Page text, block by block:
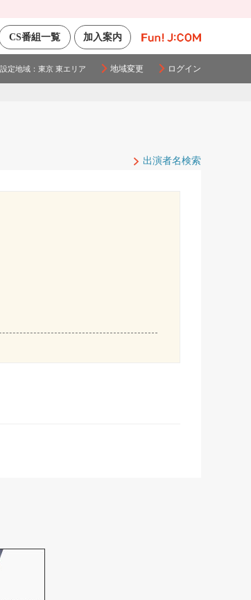
加入案内
CS番組一覧
設定地域： 東京 東エリア 地域変更 ログイン
出演者名検索